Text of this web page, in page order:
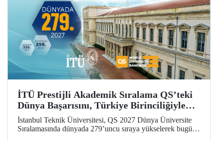
İTÜ Prestijli Akademik Sıralama QS’teki
Dünya Başarısını, Türkiye Birinciliğiyle
Taçlandırdı
İstanbul Teknik Üniversitesi, QS 2027 Dünya Üniversite
Sıralamasında dünyada 279’uncu sıraya yükselerek bugüne